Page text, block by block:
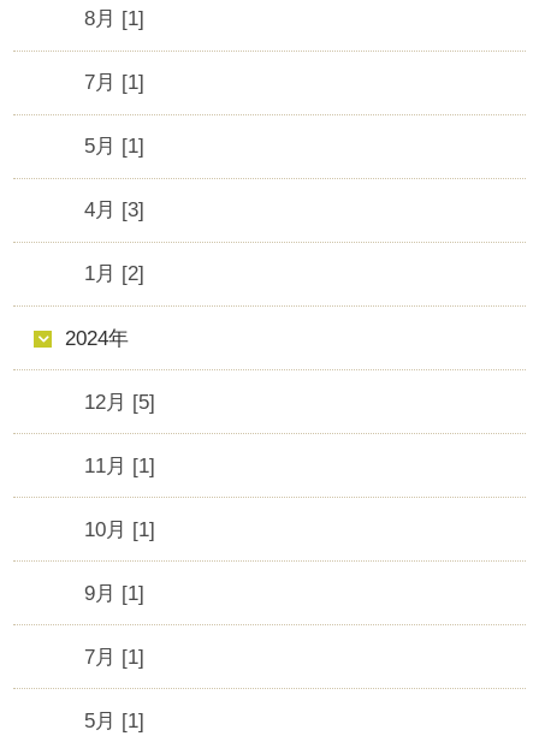
8月 [1]
7月 [1]
5月 [1]
4月 [3]
1月 [2]
2024年
12月 [5]
11月 [1]
10月 [1]
9月 [1]
7月 [1]
5月 [1]